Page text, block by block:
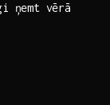
ņemt ⁢vērā